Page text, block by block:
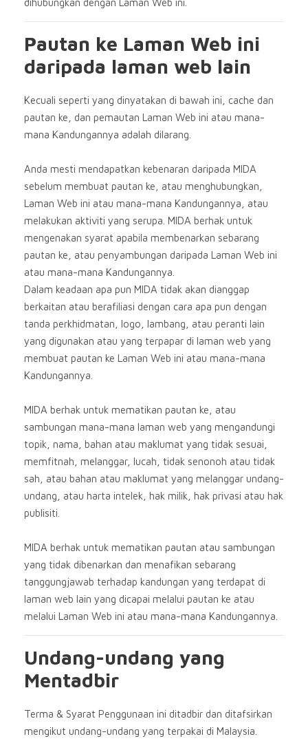
Pautan ke Laman Web ini
daripada laman web lain
Kecuali seperti yang dinyatakan di bawah ini, cache dan
pautan ke, dan pemautan Laman Web ini atau mana-
mana Kandungannya adalah dilarang.
Anda mesti mendapatkan kebenaran daripada MIDA
sebelum membuat pautan ke, atau menghubungkan,
Laman Web ini atau mana-mana Kandungannya, atau
melakukan aktiviti yang serupa. MIDA berhak untuk
mengenakan syarat apabila membenarkan sebarang
pautan ke, atau penyambungan daripada Laman Web ini
atau mana-mana Kandungannya.
Dalam keadaan apa pun MIDA tidak akan dianggap
berkaitan atau berafiliasi dengan cara apa pun dengan
tanda perkhidmatan, logo, lambang, atau peranti lain
yang digunakan atau yang terpapar di laman web yang
membuat pautan ke Laman Web ini atau mana-mana
Kandungannya.
MIDA berhak untuk mematikan pautan ke, atau
sambungan mana-mana laman web yang mengandungi
topik, nama, bahan atau maklumat yang tidak sesuai,
memfitnah, melanggar, lucah, tidak senonoh atau tidak
sah, atau bahan atau maklumat yang melanggar undang-
undang, atau harta intelek, hak milik, hak privasi atau hak
publisiti.
MIDA berhak untuk mematikan pautan atau sambungan
yang tidak dibenarkan dan menafikan sebarang
tanggungjawab terhadap kandungan yang terdapat di
laman web lain yang dicapai melalui pautan ke atau
melalui Laman Web ini atau mana-mana Kandungannya.
Undang-undang yang
Mentadbir
Terma & Syarat Penggunaan ini ditadbir dan ditafsirkan
mengikut undang-undang yang terpakai di Malaysia.